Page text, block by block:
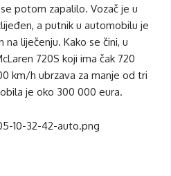
potom zapalilo. Vozač je u
a putnik u automobilu je
liječenju. Kako se čini, u
720S koji ima čak 720
km/h ubrzava za manje od tri
je oko 300 000 eura.